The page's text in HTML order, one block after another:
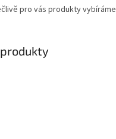
pro vás produkty vybíráme